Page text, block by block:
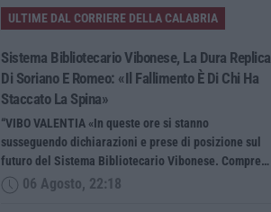
ULTIME DAL CORRIERE DELLA CALABRIA
Sistema Bibliotecario Vibonese, La Dura Replica
Di Soriano E Romeo: «Il Fallimento È Di Chi Ha
Staccato La Spina»
“VIBO VALENTIA «In queste ore si stanno
susseguendo dichiarazioni e prese di posizione sul
futuro del Sistema Bibliotecario Vibonese. Compre…
06 Agosto, 22:18